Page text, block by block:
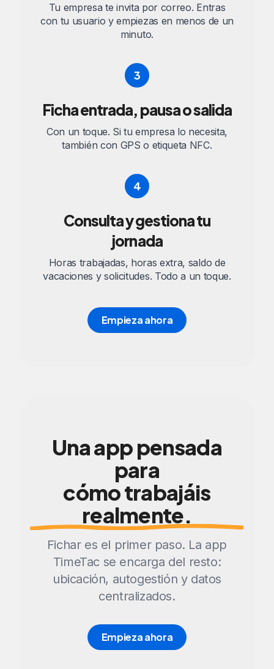
Tu empresa te invita por correo. Entras
con tu usuario y empiezas en menos de un
minuto.
3
Ficha entrada, pausa o salida
Con un toque. Si tu empresa lo necesita,
también con GPS o etiqueta NFC.
4
Consulta y gestiona tu
jornada
Horas trabajadas, horas extra, saldo de
vacaciones y solicitudes. Todo a un toque.
Empieza ahora
Una app pensada
para
cómo trabajáis
realmente.
Fichar es el primer paso. La app
TimeTac se encarga del resto:
ubicación, autogestión y datos
centralizados.
Empieza ahora